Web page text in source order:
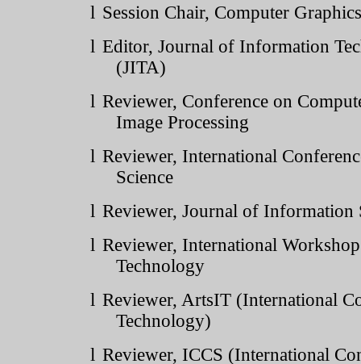
l Session Chair, Computer
l Editor, Journal of Information
(JITA)
l Reviewer, Conference on
Image Processing
l Reviewer, International
Science
l Reviewer, Journal of Information
l Reviewer, International
Technology
l Reviewer,ArtsIT (International
Technology)
l Reviewer, ICCS (International